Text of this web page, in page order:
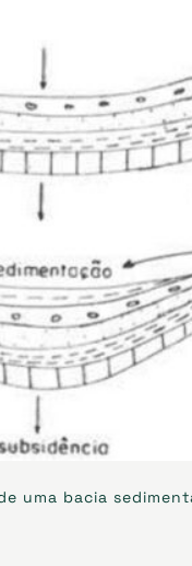
uma bacia